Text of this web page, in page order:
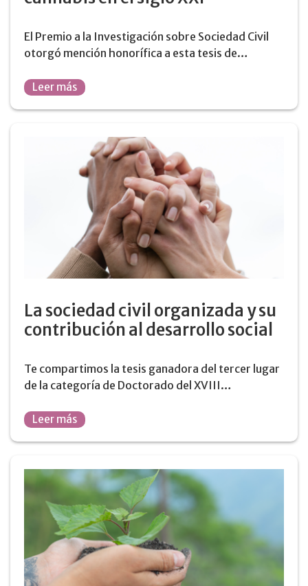
El Premio a la Investigación sobre Sociedad Civil
otorgó mención honorífica a esta tesis de…
Leer más
La sociedad civil organizada y su
contribución al desarrollo social
Te compartimos la tesis ganadora del tercer lugar
de la categoría de Doctorado del XVIII…
Leer más